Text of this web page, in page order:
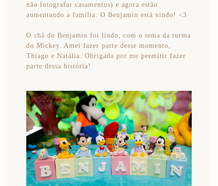
não fotografar casamentos) e agora estão
aumentando a família: O Benjamin está vindo! <3
O chá do Benjamin foi lindo, com o tema da turma
do Mickey. Amei fazer parte desse momento,
Thiago e Natália. Obrigada por me permitir fazer
parte dessa história!